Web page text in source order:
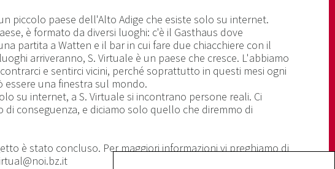
piccolo paese dell'Alto Adige che esiste solo su internet.
è formato da diversi luoghi: c'è il Gasthaus dove
partita a Watten e il bar in cui fare due chiacchiere con il
arriveranno, S. Virtuale è un paese che cresce. L'abbiamo
e sentirci vicini, perché soprattutto in questi mesi ogni
essere una finestra sul mondo.
su internet, a S. Virtuale si incontrano persone reali. Ci
di conseguenza, e diciamo solo quello che diremmo di
è stato concluso. Per maggiori informazioni vi preghiamo di